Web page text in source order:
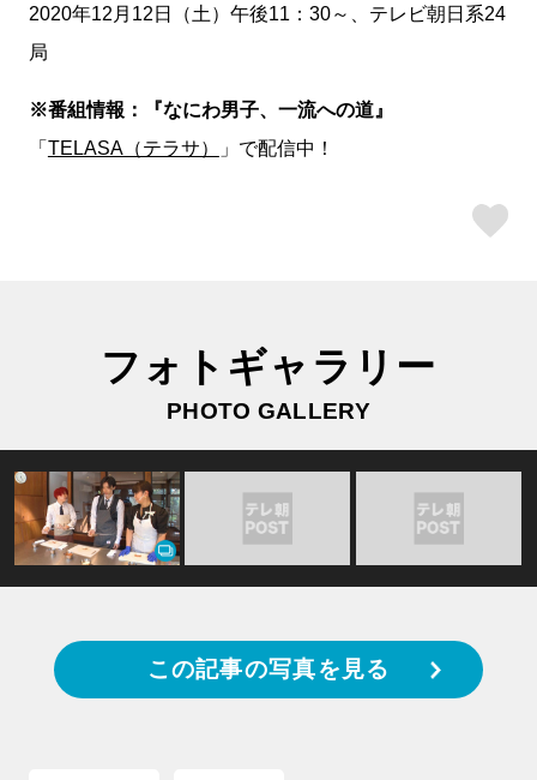
2020年12月12日（土）午後11：30～、テレビ朝日系24
局
※番組情報：『なにわ男子、一流への道』
「TELASA（テラサ） 」で配信中！
フォトギャラリー
PHOTO GALLERY
この記事の写真を見る